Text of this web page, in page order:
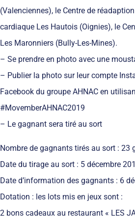
(Valenciennes), le Centre de
cardiaque Les Hautois (Oignies), le
Les Maronniers (Bully-Les-Mines).
– Se prendre en photo avec une
– Publier la photo sur leur compte
Facebook du groupe AHNAC en
#MovemberAHNAC2019
– Le gagnant sera tiré au sort
Nombre de gagnants tirés au sort : 23
Date du tirage au sort : 5 décembre
Date d’information des gagnants : 6
Dotation : les lots mis en jeux sont :
2 bons cadeaux au restaurant « LES